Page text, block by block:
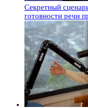
Секретный
готовности речи